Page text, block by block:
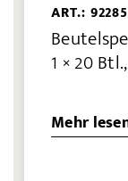
ART.:
1 × 20
Mehr